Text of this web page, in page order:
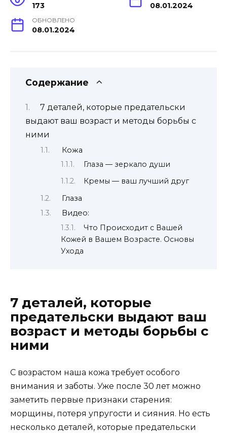
173 08.01.2024
ОБНОВЛЕНО
08.01.2024
Содержание
7 деталей, которые предательски
выдают ваш возраст и методы борьбы с
ними
Кожа
Глаза — зеркало души
Кремы — ваш лучший друг
Глаза
Видео:
Что Происходит с Вашей
Кожей в Вашем Возрасте. Основы
Ухода
7 деталей, которые
предательски выдают ваш
возраст и методы борьбы с
ними
С возрастом наша кожа требует особого
внимания и заботы. Уже после 30 лет можно
заметить первые признаки старения:
морщины, потеря упругости и сияния. Но есть
несколько деталей, которые предательски